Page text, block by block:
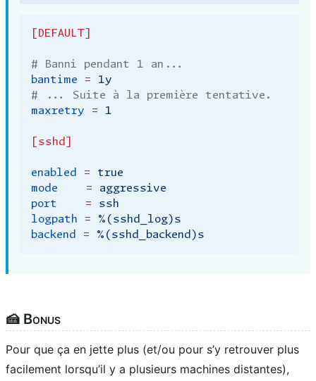
[DEFAULT]
# Banni pendant 1 an...
bantime
=
1y
# ... Suite à la première tentative.
maxretry
= 1
[sshd]
enabled =
true
mode
=
aggressive
port
=
ssh
logpath
=
%(sshd_log)s
backend
= %(sshd_backend)s
🍰 Bonus
Pour que ça en jette plus (et/ou pour s’y retrouver plus
facilement lorsqu’il y a plusieurs machines distantes),